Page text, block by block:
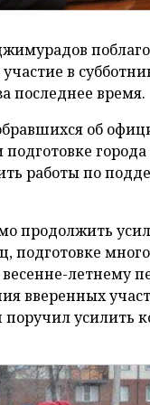
в
последнее время.
об
работы по
продолжить
подготовке
летнему
вверенных
усилить